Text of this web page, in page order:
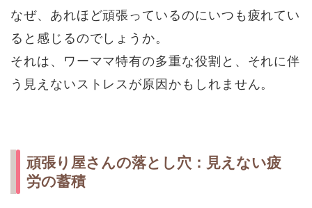
なぜ、あれほど頑張っているのにいつも疲れてい
ると感じるのでしょうか。
それは、ワーママ特有の多重な役割と、それに伴
う見えないストレスが原因かもしれません。
頑張り屋さんの落とし穴：見えない疲
労の蓄積